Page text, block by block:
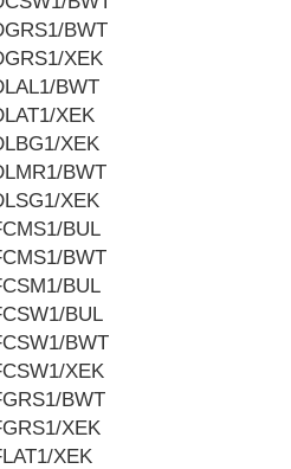
BWT
XEK
BWT
XEK
XEK
BWT
XEK
BUL
BWT
BUL
BUL
BWT
XEK
BWT
XEK
XEK